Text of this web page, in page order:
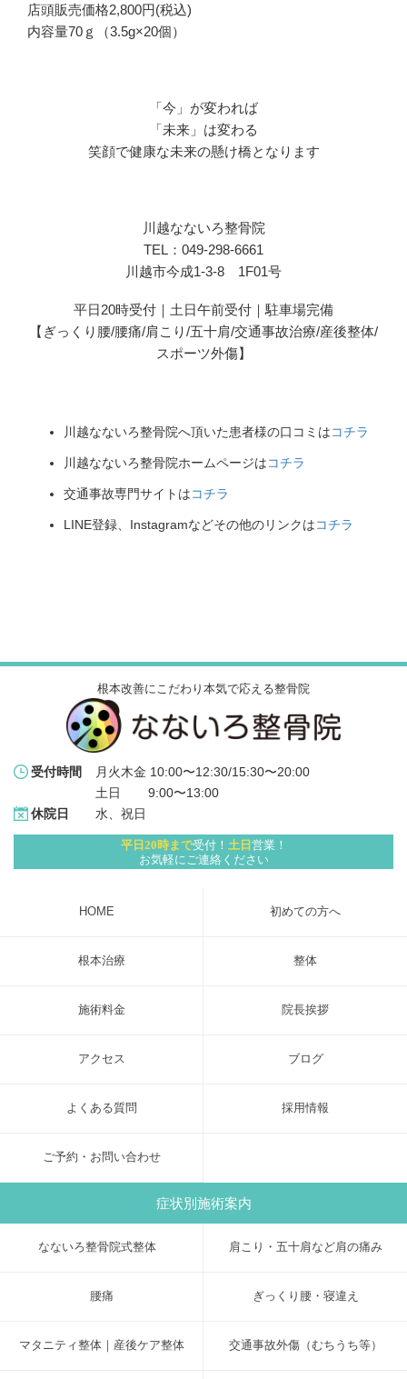
店頭販売価格2,800円(税込)
内容量70ｇ（3.5g×20個）
「今」が変われば
「未来」は変わる
笑顔で健康な未来の懸け橋となります
川越なないろ整骨院
TEL：049-298-6661
川越市今成1-3-8 1F01号
平日20時受付｜土日午前受付｜駐車場完備
【ぎっくり腰/腰痛/肩こり/五十肩/交通事故治療/産後整体/
スポーツ外傷】
川越なないろ整骨院へ頂いた患者様の口コミはコチラ
川越なないろ整骨院ホームページはコチラ
交通事故専門サイトはコチラ
LINE登録、Instagramなどその他のリンクはコチラ
根本改善にこだわり本気で応える整骨院
受付時間
月火木金 10:00〜12:30/15:30〜20:00
土日 　   9:00〜13:00
休院日 水、祝日
平日20時まで受付！ 土日 営業！
お気軽にご連絡ください
HOME 初めての方へ
根本治療 整体
施術料金 院長挨拶
アクセス ブログ
よくある質問 採用情報
ご予約・お問い合わせ
症状別施術案内
なないろ整骨院式整体 肩こり・五十肩など肩の痛み
腰痛 ぎっくり腰・寝違え
マタニティ整体｜産後ケア整体 交通事故外傷（むちうち等）